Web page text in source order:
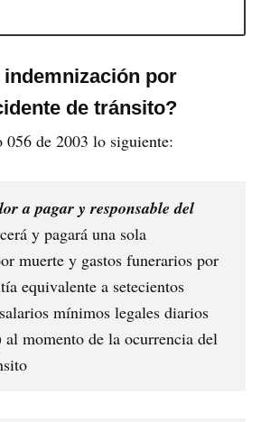
indemnización por
de tránsito?
056 de 2003 lo siguiente:
a pagar y responsable del
y pagará una sola
muerte y gastos funerarios por
equivalente a setecientos
mínimos legales diarios
momento de la ocurrencia del